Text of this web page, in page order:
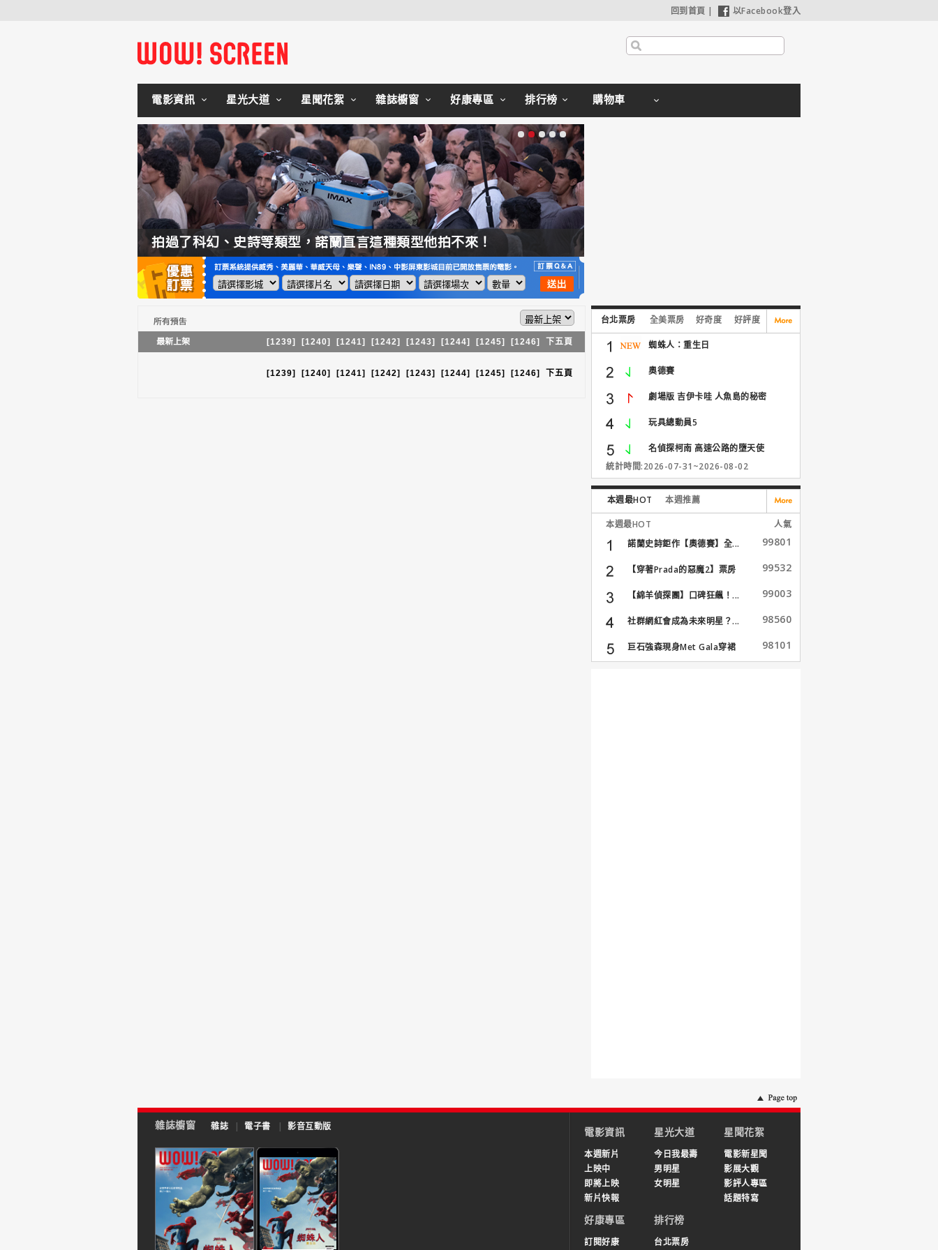
回到首頁 | 以Facebook登入
電影資訊 星光大道 星聞花絮 雜誌櫥窗 好康專區 排行榜 購物車
拍過了科幻、史詩等類型，諾蘭直言這種類型他拍不來！
[1239] [1240] [1241] [1242] [1243] [1244] [1245] [1246] 下五頁
[1239] [1240] [1241] [1242] [1243] [1244] [1245] [1246] 下五頁
台北票房 全美票房 好奇度 好評度
蜘蛛人：重生日
奧德賽
劇場版 吉伊卡哇 人魚島的秘密
玩具總動員5
名偵探柯南 高速公路的墮天使
統計時間:2026-07-31~2026-08-02
本週最HOT 本週推薦
本週最HOT
人氣
諾蘭史詩鉅作【奧德賽】全...
99801
【穿著Prada的惡魔2】票房
99532
【綿羊偵探團】口碑狂飆！... 99003
社群網紅會成為未來明星？... 98560
巨石強森現身Met Gala穿裙
子...
98101
雜誌櫥窗 雜誌 | 電子書 | 影音互動版 電影資訊
本週新片
上映中
即將上映
新片快報
星光大道
今日我最壽
男明星
女明星
星聞花絮
電影新星聞
影展大觀
影評人專區
話題特寫
好康專區
訂閱好康
排行榜
台北票房